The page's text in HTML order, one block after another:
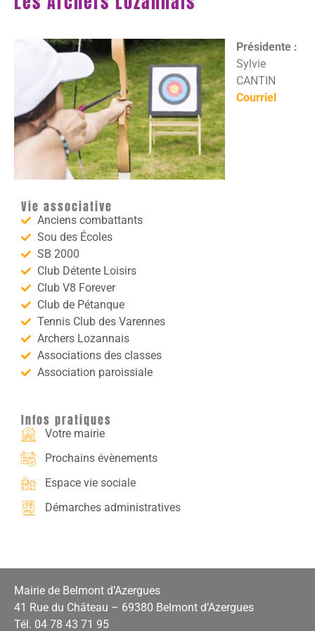
Présidente :
Sylvie
CANTIN
Courriel
Vie associative
Anciens combattants
Sou des Écoles
SB 2000
Club Détente Loisirs
Club V8 Forever
Club de Pétanque
Tennis Club des Varennes
Archers Lozannais
Associations des classes
Association paroissiale
Infos pratiques
Votre mairie
Prochains évènements
Espace vie sociale
Démarches administratives
Mairie de Belmont d’Azergues
41 Rue du Château – 69380 Belmont d’Azergues
Tél. 04 78 43 71 95